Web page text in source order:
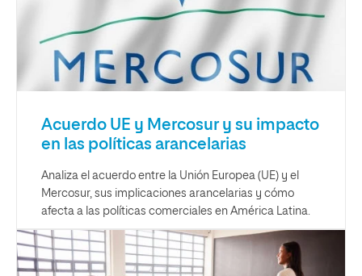
Acuerdo UE y Mercosur y su impacto
en las políticas arancelarias
Analiza el acuerdo entre la Unión Europea (UE) y el
Mercosur, sus implicaciones arancelarias y cómo
afecta a las políticas comerciales en América Latina.